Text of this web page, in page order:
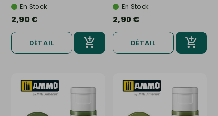
En Stock
2,90 €
DÉTAIL
En Stock
2,90 €
DÉTAIL